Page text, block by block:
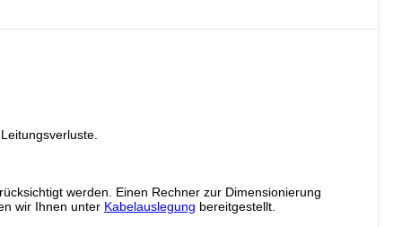
werden. Einen Rechner zur Dimensionierung
wir Ihnen unter Kabelauslegung bereitgestellt.